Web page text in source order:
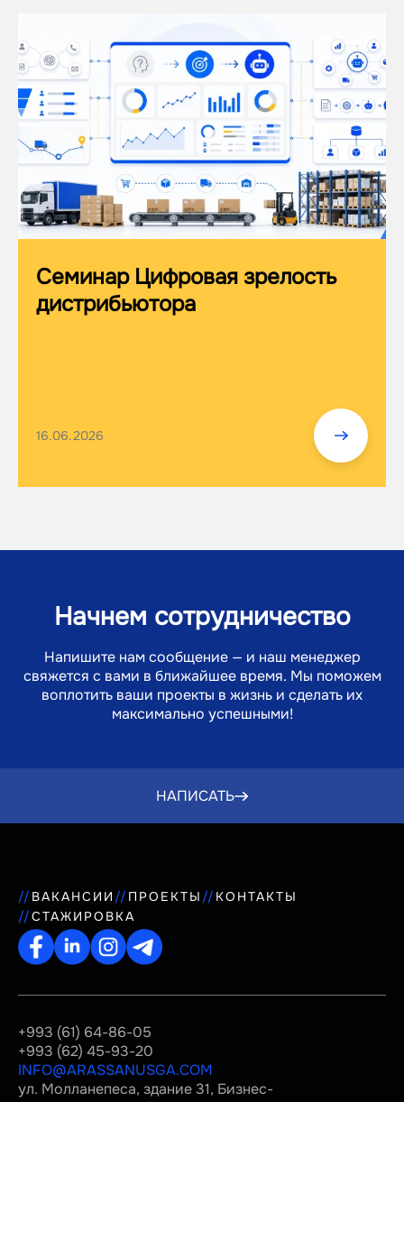
Семинар Цифровая зрелость
дистрибьютора
16.06.2026
Начнем сотрудничество
Напишите нам сообщение — и наш менеджер
свяжется с вами в ближайшее время. Мы поможем
воплотить ваши проекты в жизнь и сделать их
максимально успешными!
НАПИСАТЬ
ВАКАНСИИ ПРОЕКТЫ
КОНТАКТЫ
СТАЖИРОВКА
ул. Молланепеса, здание 31, Бизнес-
центр «Rysgally», Ашхабад,
+993 (61) 64-86-05
+993 (62) 45-93-20
INFO@ARASSANUSGA.COM